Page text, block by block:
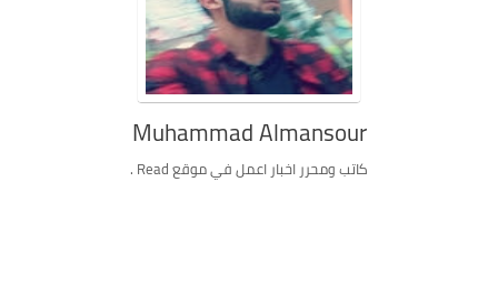
Muhammad Almansour
كاتب ومحرر اخبار اعمل في موقع Read .